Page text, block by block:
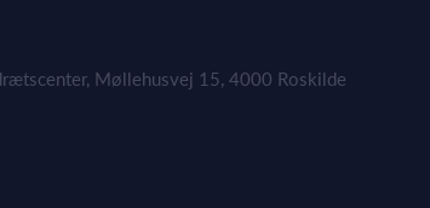
Møllehusvej 15, 4000 Roskilde